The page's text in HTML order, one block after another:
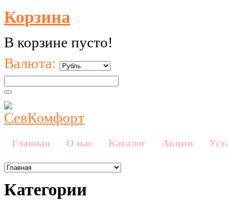
Корзина
В корзине пусто!
Валюта:
Главная О нас Каталог Акции
Категории